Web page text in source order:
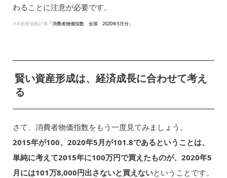
わることに注意が必要です。
※4:総務省統計局「消費者物価指数 全国 2020年5月分」
賢い資産形成は、経済成長に合わせて考え
る
さて、消費者物価指数をもう一度見てみましょう。
2015年が100、2020年5月が101.8であるということは、
単純に考えて2015年に100万円で買えたものが、2020年5
月には101万8,000円出さないと買えないということです。